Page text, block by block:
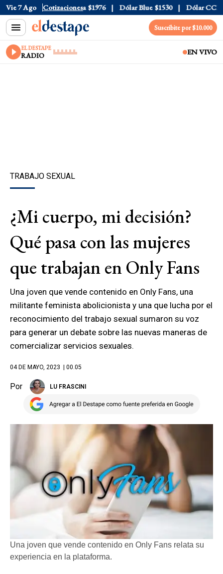
Vie 7 Ago Cotizaciones
Dólar Tarjeta $1976 Dólar Blue $1530 Dólar CCL
Suscribite por $10.000
EL DESTAPE
RADIO EN VIVO
TRABAJO SEXUAL
¿Mi cuerpo, mi decisión?
Qué pasa con las mujeres
que trabajan en Only Fans
Una joven que vende contenido en Only Fans, una
militante feminista abolicionista y una que lucha por el
reconocimiento del trabajo sexual sumaron su voz
para generar un debate sobre las nuevas maneras de
comercializar servicios sexuales.
04 DE MAYO, 2023 | 00.05
Por LU FRASCINI
Una joven que vende contenido en Only Fans relata su
experiencia en la plataforma.